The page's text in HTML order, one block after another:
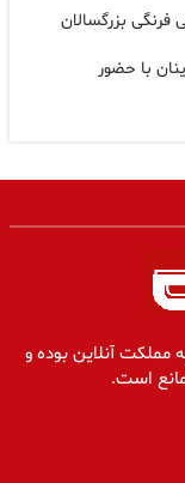
بزرگسالان
با حضور
آنلاین بوده و
است.